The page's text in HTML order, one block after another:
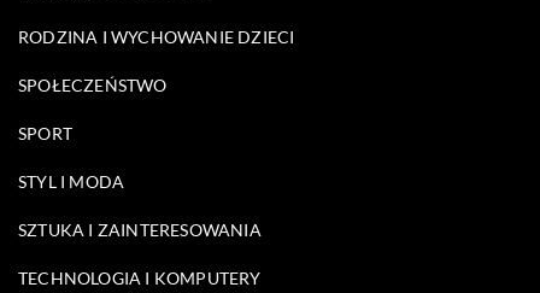
RODZINA I WYCHOWANIE DZIECI
SPOŁECZEŃSTWO
SPORT
STYL I MODA
SZTUKA I ZAINTERESOWANIA
TECHNOLOGIA I KOMPUTERY